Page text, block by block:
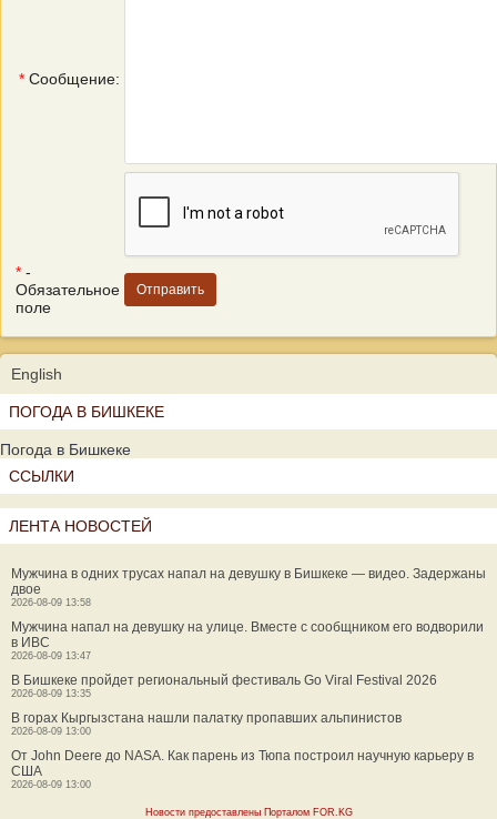
* Сообщение:
* -
Обязательное
поле
English
ПОГОДА В БИШКЕКЕ
Погода в Бишкеке
ССЫЛКИ
ЛЕНТА НОВОСТЕЙ
Мужчина в одних трусах напал на девушку в Бишкеке — видео. Задержаны
двое
2026-08-09 13:58
Мужчина напал на девушку на улице. Вместе с сообщником его водворили
в ИВС
2026-08-09 13:47
В Бишкеке пройдет региональный фестиваль Go Viral Festival 2026
2026-08-09 13:35
В горах Кыргызстана нашли палатку пропавших альпинистов
2026-08-09 13:00
От John Deere до NASA. Как парень из Тюпа построил научную карьеру в
США
2026-08-09 13:00
Новости предоставлены Порталом FOR.KG